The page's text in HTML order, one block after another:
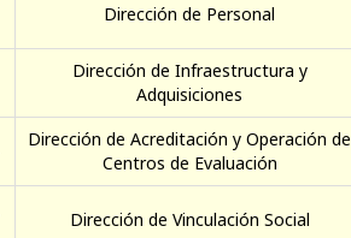
Dirección de Personal
Dirección de Infraestructura y
Adquisiciones
Dirección de Acreditación y Operación de
Centros de Evaluación
Dirección de Vinculación Social